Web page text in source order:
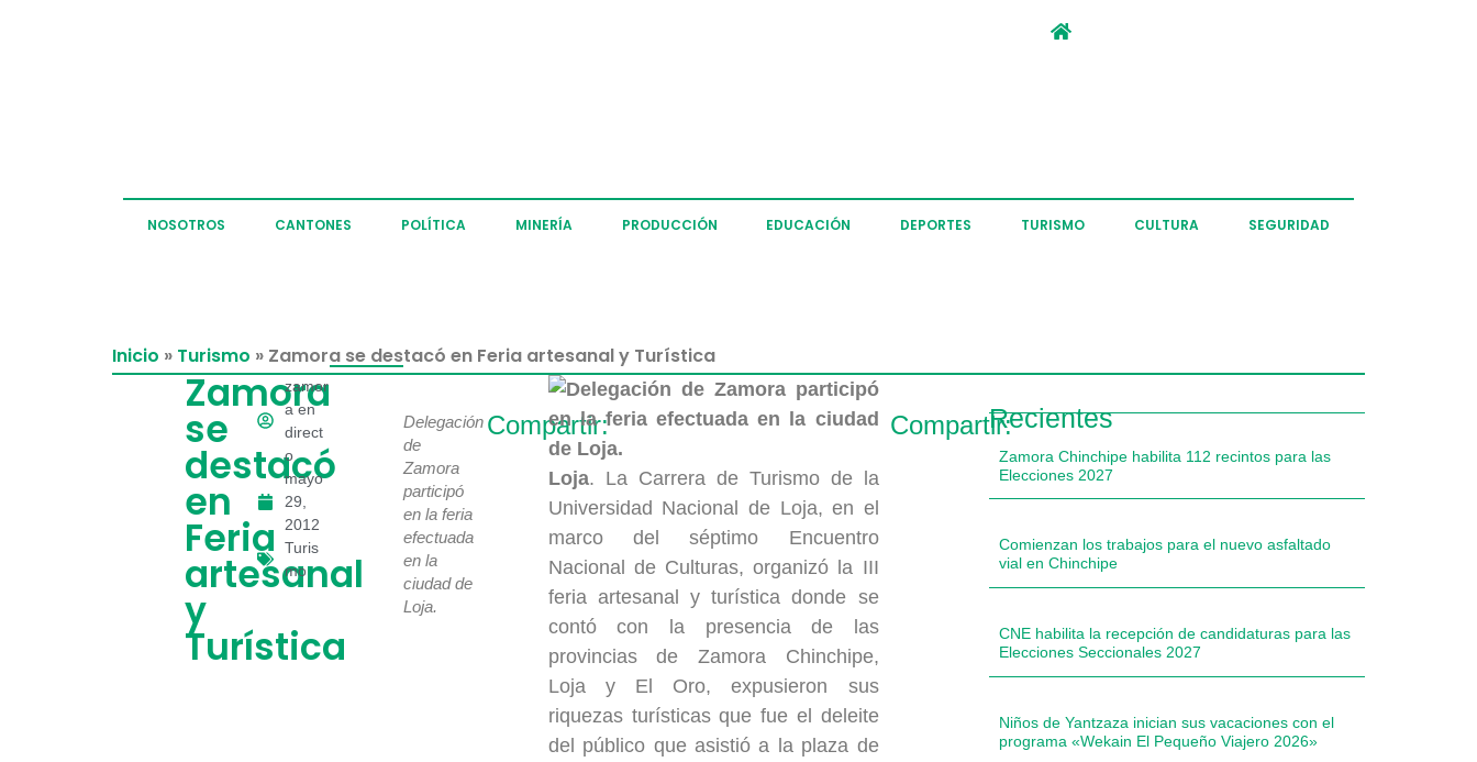
NOSOTROS CANTONES POLÍTICA MINERÍA PRODUCCIÓN EDUCACIÓN DEPORTES TURISMO CULTURA SEGURIDAD
Inicio » Turismo » Zamora se destacó en Feria artesanal y Turística
Zamora
se
destacó
en
Feria
artesanal
y
Turística
zamor
a en
direct
o
mayo
29,
2012
Turis
mo
Delegación
de
Zamora
participó
en la feria
efectuada
en la
ciudad de
Loja.
Compartir:
Loja. La Carrera de Turismo de la
Universidad Nacional de Loja, en el
marco del séptimo Encuentro
Nacional de Culturas, organizó la III
feria artesanal y turística donde se
contó con la presencia de las
provincias de Zamora Chinchipe,
Loja y El Oro, expusieron sus
riquezas turísticas que fue el deleite
del público que asistió a la plaza de
Compartir:Recientes
Zamora Chinchipe habilita 112 recintos para las
Elecciones 2027
Comienzan los trabajos para el nuevo asfaltado
vial en Chinchipe
CNE habilita la recepción de candidaturas para las
Elecciones Seccionales 2027
Niños de Yantzaza inician sus vacaciones con el
programa «Wekain El Pequeño Viajero 2026»